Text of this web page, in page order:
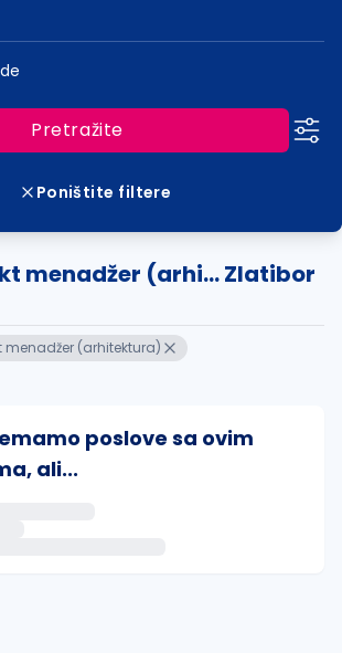
Pretražite
Poništite filtere
menadžer (arhi... Zlatibor
menadžer (arhitektura)
poslove sa ovim
ali...